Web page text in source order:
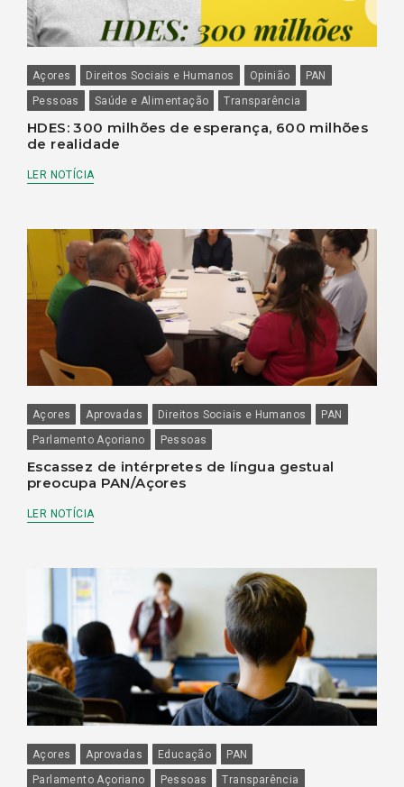
Açores Direitos Sociais e Humanos Opinião
PAN
Pessoas
Saúde e Alimentação Transparência
HDES: 300 milhões de esperança, 600 milhões
de realidade
LER NOTÍCIA
Açores Aprovadas Direitos Sociais e Humanos
PAN
Parlamento Açoriano
Pessoas
Escassez de intérpretes de língua gestual
preocupa PAN/Açores
LER NOTÍCIA
Açores Aprovadas Educação
PAN
Parlamento Açoriano
Pessoas Transparência